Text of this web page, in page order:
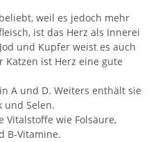
weil es jedoch mehr
ist das Herz als Innerei
und Kupfer weist es auch
Katzen ist Herz eine gute
A und D. Weiters enthält sie
und Selen.
Vitalstoffe wie Folsäure,
B-Vitamine.